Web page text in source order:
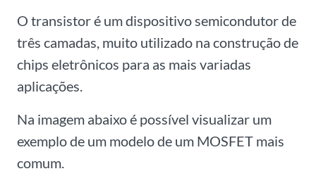
O transistor é um dispositivo semicondutor de
três camadas, muito utilizado na construção de
chips eletrônicos para as mais variadas
aplicações.
Na imagem abaixo é possível visualizar um
exemplo de um modelo de um MOSFET mais
comum.